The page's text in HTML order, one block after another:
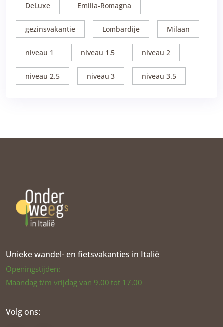
DeLuxe Emilia-Romagna
gezinsvakantie Lombardije Milaan
niveau 1 niveau 1.5 niveau 2
niveau 2.5 niveau 3 niveau 3.5
Unieke wandel- en fietsvakanties in Italië
Openingstijden:
Maandag t/m vrijdag van 9.00 tot 17.00
Volg ons: